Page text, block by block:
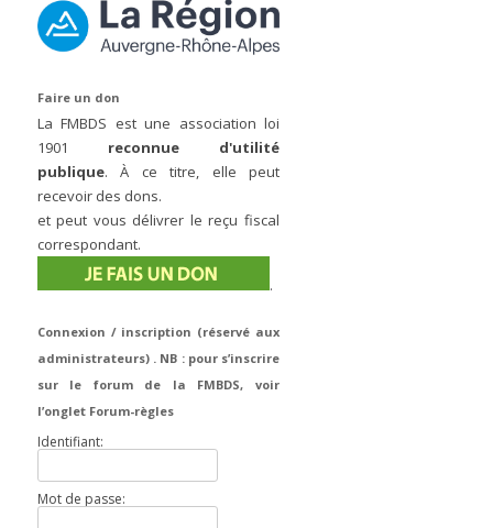
Faire un don
La FMBDS est une association loi
1901 reconnue d'utilité
publique. À ce titre, elle peut
recevoir des dons.
et peut vous délivrer le reçu fiscal
correspondant.
.
Connexion / inscription (réservé aux
administrateurs) . NB : pour s’inscrire
sur le forum de la FMBDS, voir
l’onglet Forum-règles
Identifiant:
Mot de passe: